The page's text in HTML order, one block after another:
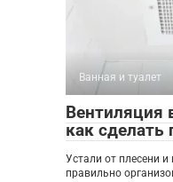
Ванная и туалет
Вентиляция
как сделать
Устали от плесени и
правильно